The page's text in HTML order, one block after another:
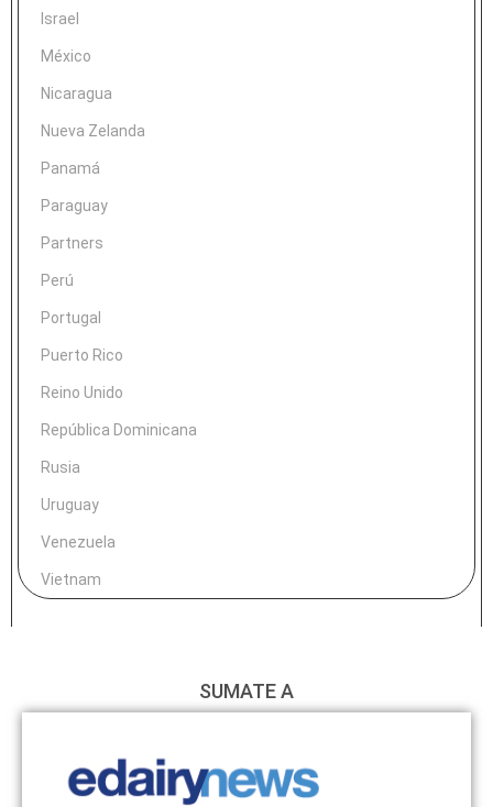
Israel
México
Nicaragua
Nueva Zelanda
Panamá
Paraguay
Partners
Perú
Portugal
Puerto Rico
Reino Unido
República Dominicana
Rusia
Uruguay
Venezuela
Vietnam
SUMATE A